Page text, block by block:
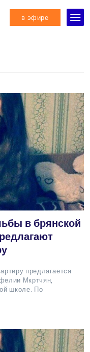
в эфире
в брянской
предлагается
Мкртчян,
школе. По